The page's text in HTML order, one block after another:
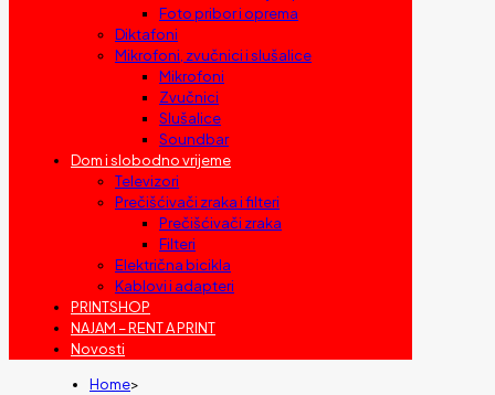
Foto pribor i oprema
Diktafoni
Mikrofoni, zvučnici i slušalice
Mikrofoni
Zvučnici
Slušalice
Soundbar
Dom i slobodno vrijeme
Televizori
Prečišćivači zraka i filteri
Prečišćivači zraka
Filteri
Električna bicikla
Kablovi i adapteri
PRINTSHOP
NAJAM – RENT A PRINT
Novosti
Home>